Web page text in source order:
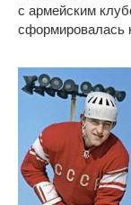
с армейским
сформировалась